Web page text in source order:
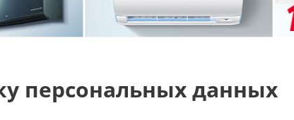
персональных данных